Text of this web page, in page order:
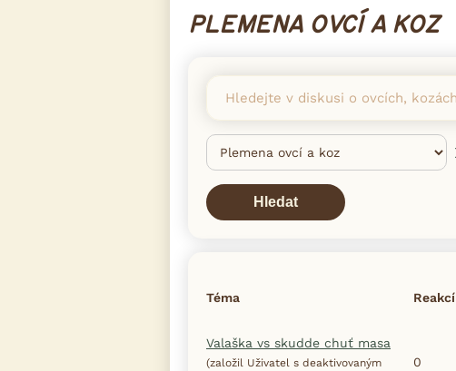
PLEMENA OVCÍ A KOZ
Hledat
Téma
Reakcí
Valaška vs skudde chuť masa
(založil Uživatel s deaktivovaným
0